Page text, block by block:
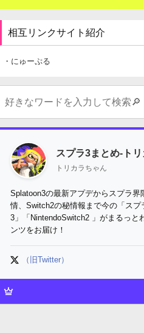
相互リンクサイト紹介
・にゅーぷる
スプラ3まとめ-ト
トリカラちゃん
Splatoon3の最新アプデからスプラ界
情、Switch2の秘情報まで今の「スプ
3」「NintendoSwitch2 」がまるっと
ンツをお届け！
（旧Twitter）